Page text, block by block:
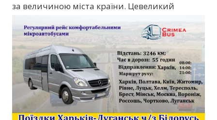
за величиною міста країни. Цевеликий